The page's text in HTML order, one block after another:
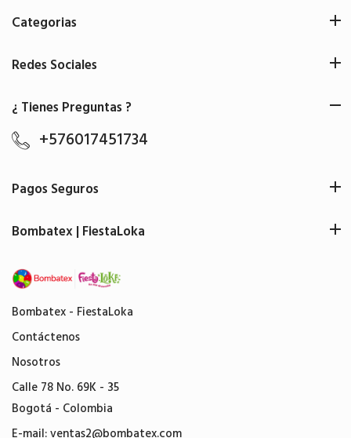
Bombatex - FiestaLoka
Contáctenos
Nosotros
Calle 78 No. 69K - 35
Bogotá - Colombia
E-mail:ventas2@bombatex.com
Categorias
Redes Sociales
¿ Tienes Preguntas ?
+576017451734
Pagos Seguros
Bombatex | FiestaLoka